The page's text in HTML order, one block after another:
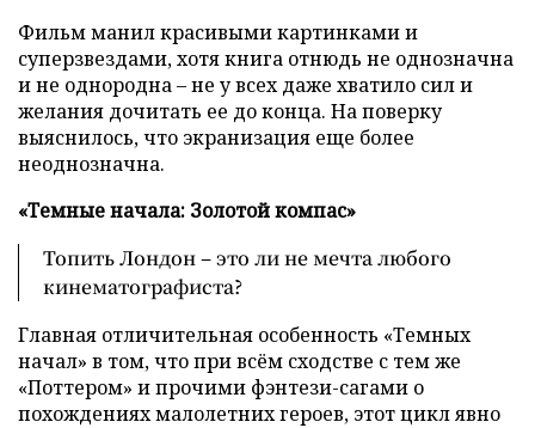
Фильм манил красивыми картинками и
суперзвездами, хотя книга отнюдь не однозначна
и не однородна – не у всех даже хватило сил и
желания дочитать ее до конца. На поверку
выяснилось, что экранизация еще более
неоднозначна.
«Темные начала: Золотой компас»
Топить Лондон – это ли не мечта любого
кинематографиста?
Главная отличительная особенность «Темных
начал» в том, что при всём сходстве с тем же
«Поттером» и прочими фэнтези-сагами о
похождениях малолетних героев, этот цикл явно